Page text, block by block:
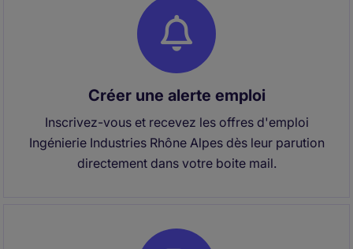
Créer une alerte emploi
Inscrivez-vous et recevez les offres d'emploi
Ingénierie Industries Rhône Alpes dès leur parution
directement dans votre boite mail.